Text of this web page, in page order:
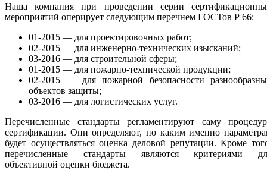
Наша компания при проведении серии
мероприятий оперирует следующим перечнем ГОСТов Р 66:
01-2015 — для проектировочных работ;
02-2015 — для инженерно-технических изысканий;
03-2016 — для строительной сферы;
01-2015 — для пожарно-технической продукции;
02-2015 — для пожарной безопасности
объектов защиты;
03-2016 — для логистических услуг.
Перечисленные стандарты регламентируют саму
сертификации. Они определяют, по каким именно
будет осуществляться оценка деловой репутации. Кроме
перечисленные стандарты являются критериями
объективной оценки бюджета.